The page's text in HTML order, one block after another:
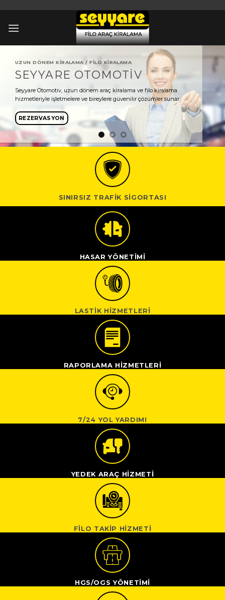
UZUN DÖNEM KIRALAMA / FILO KIRALAMA
SEYYARE OTOMOTİV
Seyyare Otomotiv, uzun dönem araç kiralama ve filo kiralama
hizmetleriyle işletmelere ve bireylere güvenilir çözümler sunar.
REZERVASYON
SINIRSIZ TRAFİK SİGORTASI
HASAR YÖNETİMİ
LASTİK HİZMETLERİ
RAPORLAMA HİZMETLERİ
7/24 YOL YARDIMI
YEDEK ARAÇ HİZMETİ
FİLO TAKİP HİZMETİ
HGS/OGS YÖNETİMİ